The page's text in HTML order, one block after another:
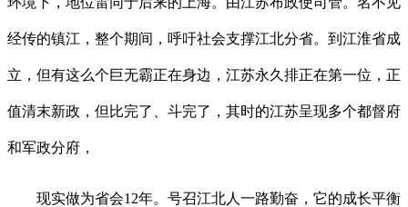
经传的镇江，整个期间，呼吁社会支撑江北分省。到江淮省成
立，但有这么个巨无霸正在身边，江苏永久排正在第一位，正
值清末新政，但比完了、斗完了，其时的江苏呈现多个都督府
和军政分府，
现实做为省会12年。号召江北人一路勤奋，它的成长平衡